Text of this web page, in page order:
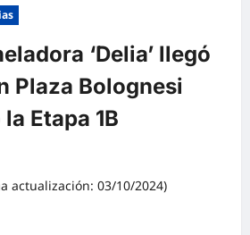
‘Delia’ llegó
Plaza Bolognesi
Etapa 1B
actualización: 03/10/2024)